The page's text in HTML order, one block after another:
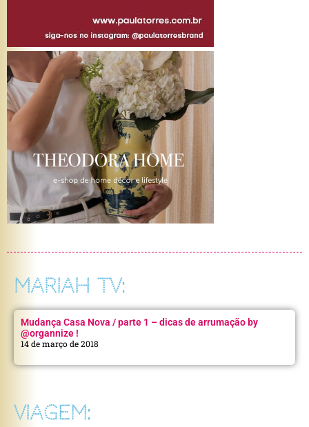
MARIAH TV:
Mudança Casa Nova / parte 1 – dicas de arrumação by
@organnize !
14 de março de 2018
VIAGEM: